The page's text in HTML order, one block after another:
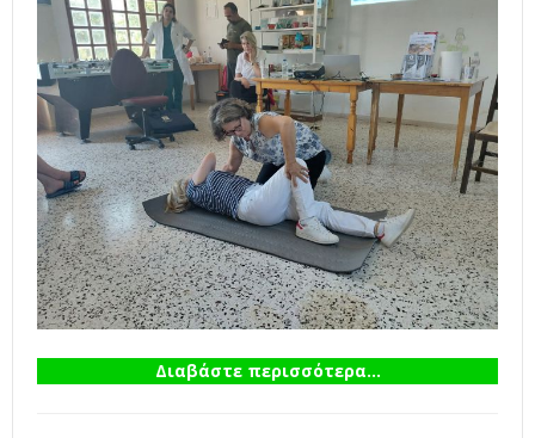
Διαβάστε περισσότερα...